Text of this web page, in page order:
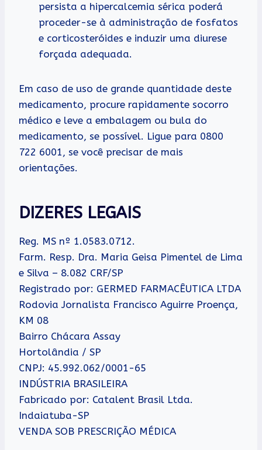
persista a hipercalcemia sérica poderá
proceder-se à administração de fosfatos
e corticosteróides e induzir uma diurese
forçada adequada.
Em caso de uso de grande quantidade deste
medicamento, procure rapidamente socorro
médico e leve a embalagem ou bula do
medicamento, se possível. Ligue para 0800
722 6001, se você precisar de mais
orientações.
DIZERES LEGAIS
Reg. MS nº 1.0583.0712.
Farm. Resp. Dra. Maria Geisa Pimentel de Lima
e Silva – 8.082 CRF/SP
Registrado por: GERMED FARMACÊUTICA LTDA
Rodovia Jornalista Francisco Aguirre Proença,
KM 08
Bairro Chácara Assay
Hortolândia / SP
CNPJ: 45.992.062/0001-65
INDÚSTRIA BRASILEIRA
Fabricado por: Catalent Brasil Ltda.
Indaiatuba-SP
VENDA SOB PRESCRIÇÃO MÉDICA